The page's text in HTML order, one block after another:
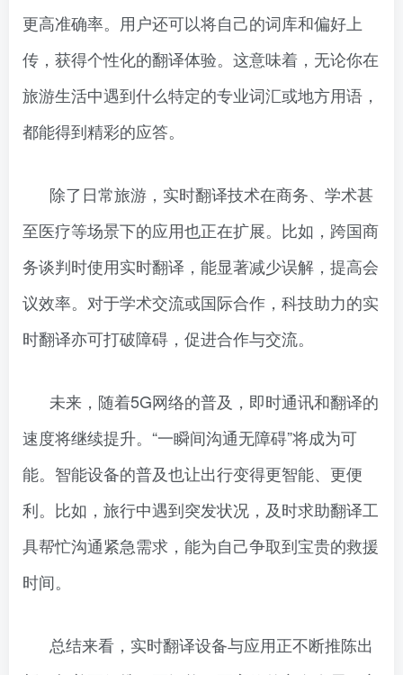
更高准确率。用户还可以将自己的词库和偏好上
传，获得个性化的翻译体验。这意味着，无论你在
旅游生活中遇到什么特定的专业词汇或地方用语，
都能得到精彩的应答。
除了日常旅游，实时翻译技术在商务、学术甚
至医疗等场景下的应用也正在扩展。比如，跨国商
务谈判时使用实时翻译，能显著减少误解，提高会
议效率。对于学术交流或国际合作，科技助力的实
时翻译亦可打破障碍，促进合作与交流。
未来，随着5G网络的普及，即时通讯和翻译的
速度将继续提升。“一瞬间沟通无障碍”将成为可
能。智能设备的普及也让出行变得更智能、更便
利。比如，旅行中遇到突发状况，及时求助翻译工
具帮忙沟通紧急需求，能为自己争取到宝贵的救援
时间。
总结来看，实时翻译设备与应用正不断推陈出